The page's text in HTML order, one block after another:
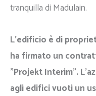
tranquilla di Madulain.
L'edificio è di
ha firmato un
"Projekt Interim".
agli edifici vuoti un